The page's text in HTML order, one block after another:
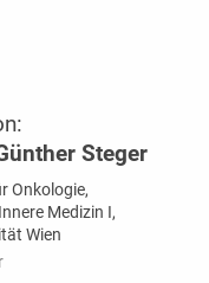
Steger
Onkologie,
Medizin I,
Wien